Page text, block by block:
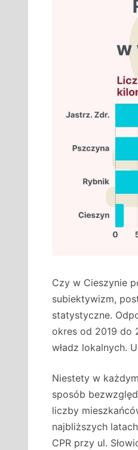
Czy w Cieszynie
subiektywizm,
statystyczne.
okres od 2019 do
władz lokalnych.
Niestety w
sposób
liczby
najbliższych
CPR przy ul.